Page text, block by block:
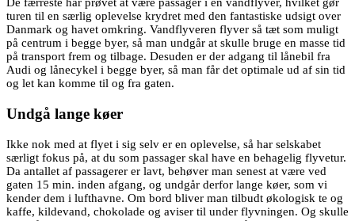
turen til en særlig oplevelse krydret med den fantastiske udsigt over
Danmark og havet omkring. Vandflyveren flyver så tæt som muligt
på centrum i begge byer, så man undgår at skulle bruge en masse tid
på transport frem og tilbage. Desuden er der adgang til lånebil fra
Audi og lånecykel i begge byer, så man får det optimale ud af sin tid
og let kan komme til og fra gaten.
Undgå lange køer
Ikke nok med at flyet i sig selv er en oplevelse, så har selskabet
særligt fokus på, at du som passager skal have en behagelig flyvetur.
Da antallet af passagerer er lavt, behøver man senest at være ved
gaten 15 min. inden afgang, og undgår derfor lange køer, som vi
kender dem i lufthavne. Om bord bliver man tilbudt økologisk te og
kaffe, kildevand, chokolade og aviser til under flyvningen. Og skulle